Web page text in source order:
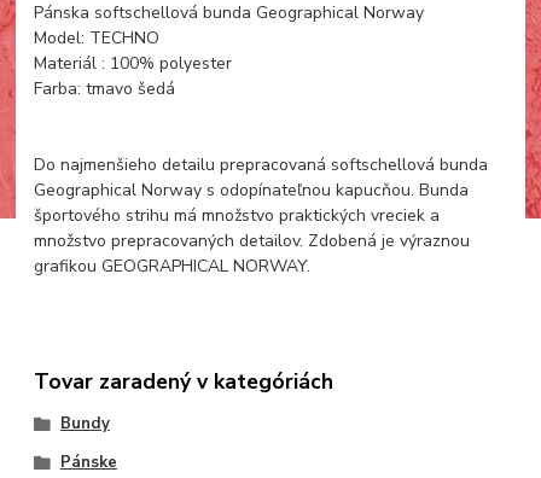
Pánska softschellová bunda Geographical Norway
Model: TECHNO
Materiál : 100% polyester
Farba: tmavo šedá
Do najmenšieho detailu prepracovaná softschellová bunda
Geographical Norway s odopínateľnou kapucňou. Bunda
športového strihu má množstvo praktických vreciek a
množstvo prepracovaných detailov. Zdobená je výraznou
grafikou GEOGRAPHICAL NORWAY.
Tovar zaradený v kategóriách
Bundy
Pánske